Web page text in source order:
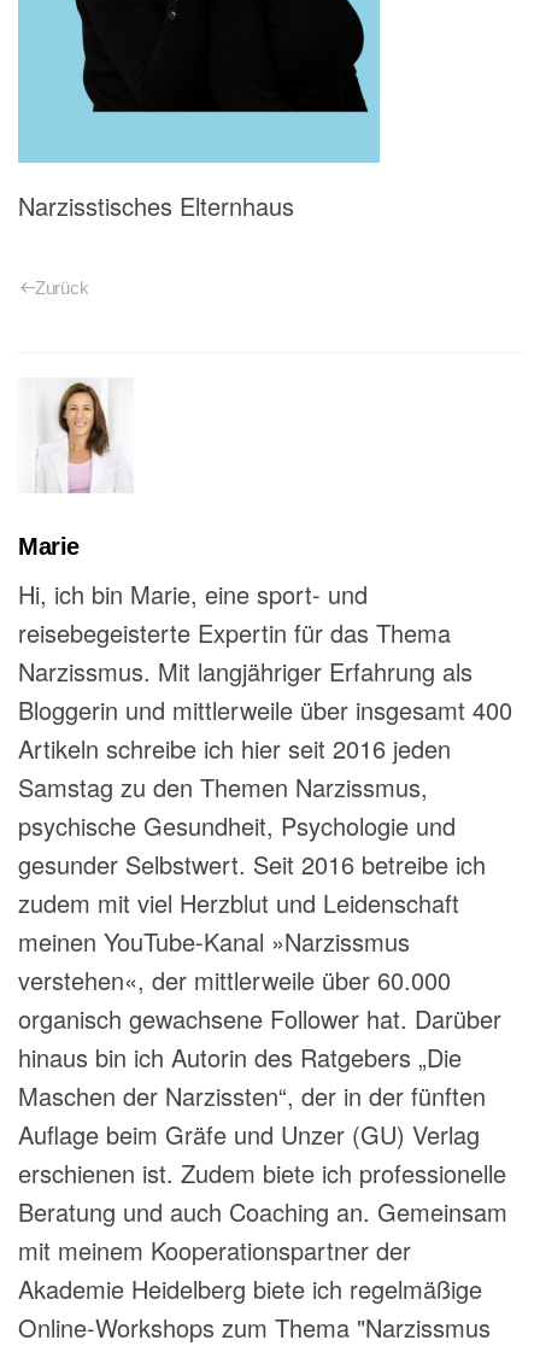
Narzisstisches Elternhaus
Zurück
Marie
Hi, ich bin Marie, eine sport- und
reisebegeisterte Expertin für das Thema
Narzissmus. Mit langjähriger Erfahrung als
Bloggerin und mittlerweile über insgesamt 400
Artikeln schreibe ich hier seit 2016 jeden
Samstag zu den Themen Narzissmus,
psychische Gesundheit, Psychologie und
gesunder Selbstwert. Seit 2016 betreibe ich
zudem mit viel Herzblut und Leidenschaft
meinen YouTube-Kanal »Narzissmus
verstehen«, der mittlerweile über 60.000
organisch gewachsene Follower hat. Darüber
hinaus bin ich Autorin des Ratgebers „Die
Maschen der Narzissten“, der in der fünften
Auflage beim Gräfe und Unzer (GU) Verlag
erschienen ist. Zudem biete ich professionelle
Beratung und auch Coaching an. Gemeinsam
mit meinem Kooperationspartner der
Akademie Heidelberg biete ich regelmäßige
Online-Workshops zum Thema "Narzissmus